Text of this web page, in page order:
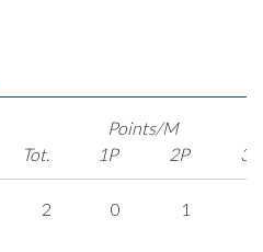
Points/M
Tot.
1P 2P 3P
2 0 1